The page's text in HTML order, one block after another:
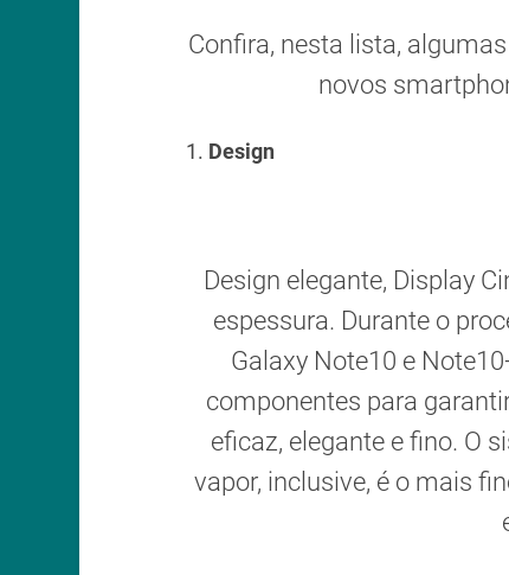
Confira, nesta lista,
novos
Design
Design elegante, Display
espessura. Durante o
Galaxy Note10 e
componentes para
eficaz, elegante e fino. O
vapor, inclusive, é o mais